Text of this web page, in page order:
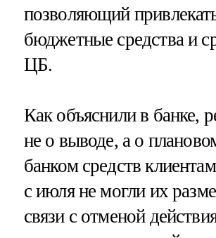
позволяющий
бюджетные средства и
ЦБ.
Как объяснили в банке,
не о выводе, а о
банком средств
с июля не могли их
связи с отменой